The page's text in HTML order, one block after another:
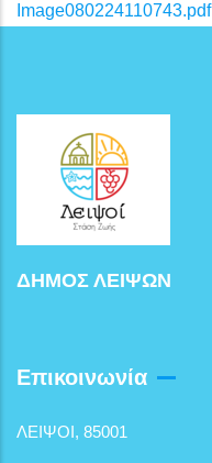
Image080224110743.pdf
ΔΗΜΟΣ ΛΕΙΨΩΝ
Επικοινωνία
ΛΕΙΨΟΙ, 85001